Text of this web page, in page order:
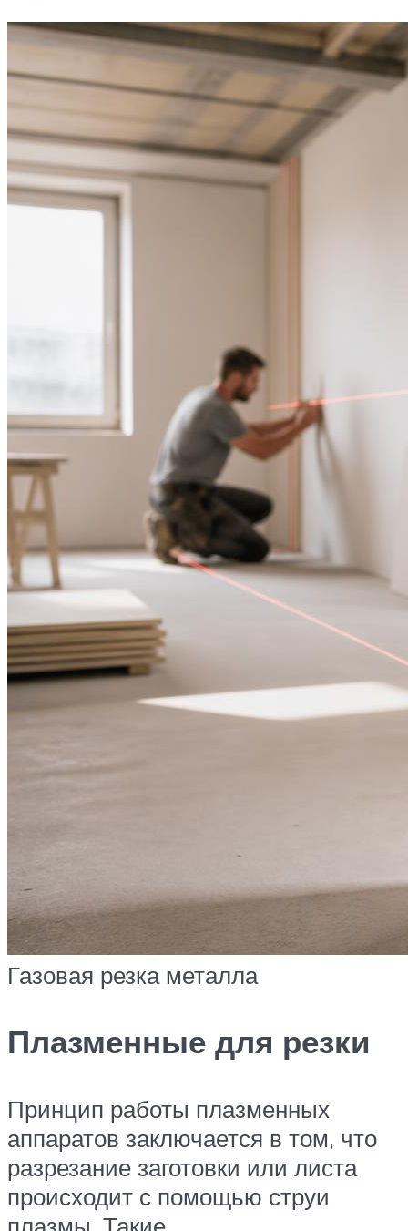
Газовая резка металла
Плазменные для резки
Принцип работы плазменных
аппаратов заключается в том, что
разрезание заготовки или листа
происходит с помощью струи
плазмы. Такие